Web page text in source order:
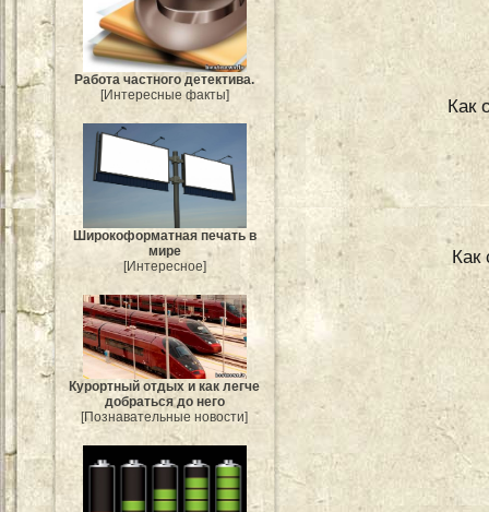
Работа частного детектива.
[Интересные факты]
Широкоформатная печать в
мире
[Интересное]
Курортный отдых и как легче
добраться до него
[Познавательные новости]
Как
Как